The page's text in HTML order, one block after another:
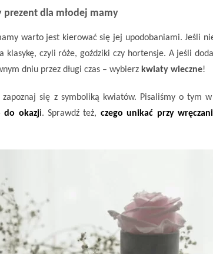
dla młodej mamy
warto jest kierować się jej upodobaniami. Jeśli
klasykę, czyli róże, goździki czy hortensje. A jeśli
dniu przez długi czas – wybierz kwiaty wieczne!
zapoznaj się z symboliką kwiatów. Pisaliśmy o tym
do okazji. Sprawdź też, czego unikać przy